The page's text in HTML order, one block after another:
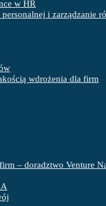
w HR
i zarządzanie
wdrożenia dla firm
– doradztwo Venture